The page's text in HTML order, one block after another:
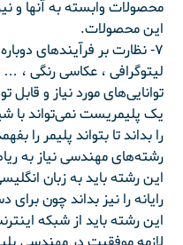
محصولات وابسته به آنها و
این محصولات.
۷- نظارت بر فرآیندهای
لیتوگرافی ، عکاسی رنگی ، …
توانایی‌های مورد نیاز و قابل
یک پلیمریست نمی‌تواند با
را بداند تا بتواند پلیمر
رشته‌های مهندسی نیاز به
این رشته باید به زبان
رایانه را نیز بداند چون
این رشته باید از شبکه